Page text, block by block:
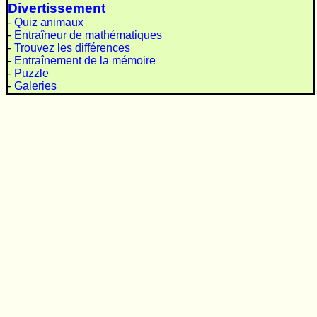
Divertissement
- Quiz animaux
- Entraîneur de mathématiques
- Trouvez les différences
- Entraînement de la mémoire
- Puzzle
- Galeries